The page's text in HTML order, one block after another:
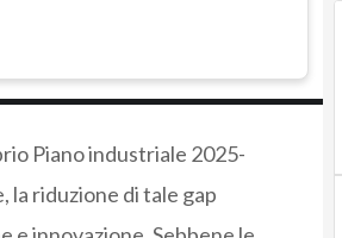
Piano industriale 2025-
la riduzione di tale gap